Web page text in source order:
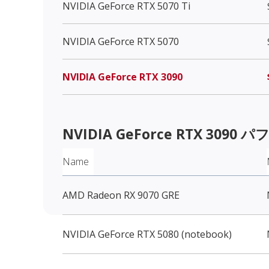
NVIDIA GeForce RTX 5070 Ti
NVIDIA GeForce RTX 5070
NVIDIA GeForce RTX 3090
NVIDIA GeForce RTX 3090パ
Name
AMD Radeon RX 9070 GRE
NVIDIA GeForce RTX 5080 (notebook)